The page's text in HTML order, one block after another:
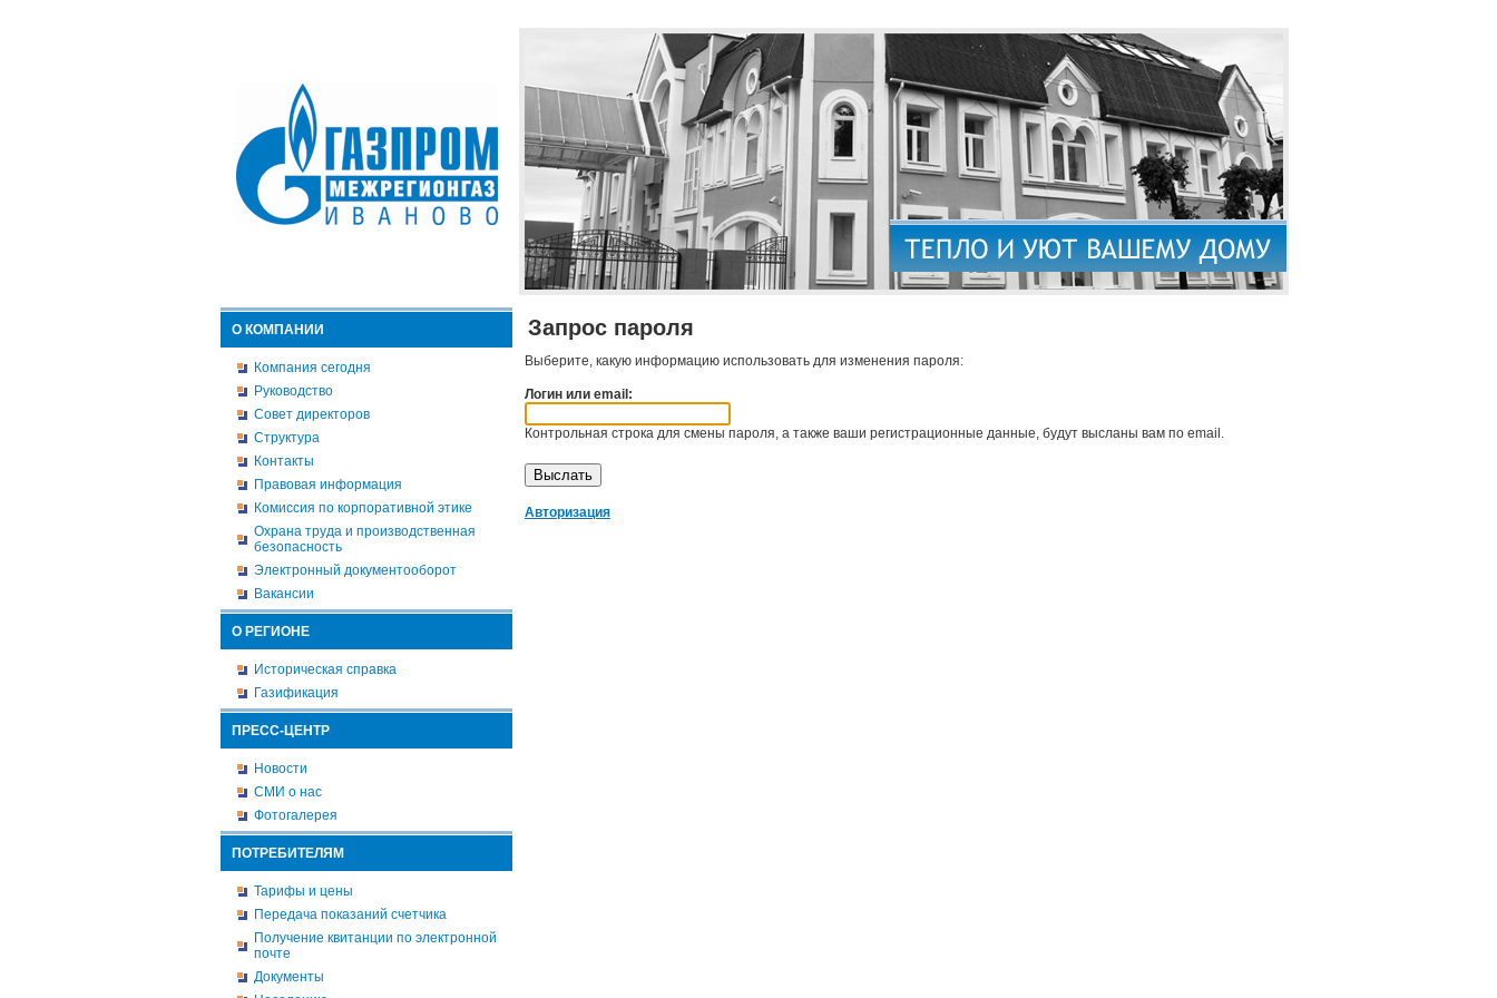
О КОМПАНИИ
Компания сегодня
Руководство
Совет директоров
Структура
Контакты
Правовая информация
Комиссия по корпоративной этике
Охрана труда и производственная
безопасность
Электронный документооборот
Вакансии
О РЕГИОНЕ
Историческая справка
Газификация
ПРЕСС-ЦЕНТР
Новости
СМИ о нас
Фотогалерея
ПОТРЕБИТЕЛЯМ
Тарифы и цены
Передача показаний счетчика
Получение квитанции по электронной
почте
Документы
Запрос пароля
Выберите, какую информацию использовать для изменения пароля:
Логин или email:
Контрольная строка для смены пароля, а также ваши регистрационные данные, будут высланы вам по email.
Авторизация